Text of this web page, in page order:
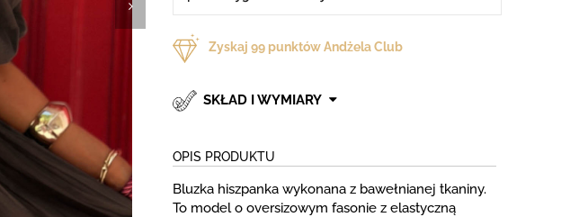
Zyskaj 99 punktów Andżela Club
SKŁAD I WYMIARY
OPIS PRODUKTU
Bluzka hiszpanka wykonana z bawełnianej tkaniny.
To model o oversizowym fasonie z elastyczną